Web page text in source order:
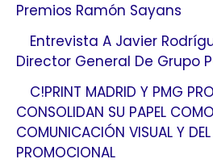
Premios Ramón Sayans
Entrevista A Javier
Director General De Grupo
C!PRINT MADRID Y PMG
CONSOLIDAN SU PAPEL
COMUNICACIÓN VISUAL Y
PROMOCIONAL